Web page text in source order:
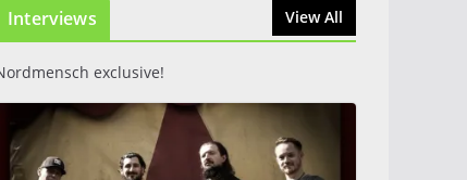
Interviews View All
exclusive!